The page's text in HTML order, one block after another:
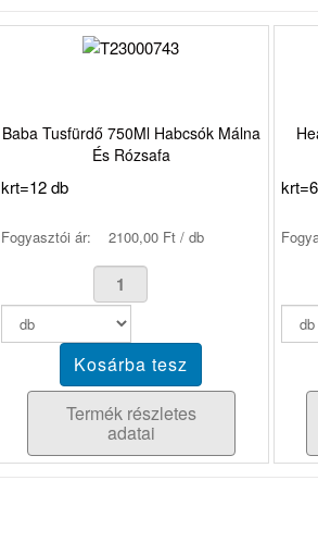
Baba Tusfürdő 750Ml Habcsók Málna
És Rózsafa
krt=12 db
Fogyasztói ár: 2100,00 Ft / db
Termék részletes
adatai